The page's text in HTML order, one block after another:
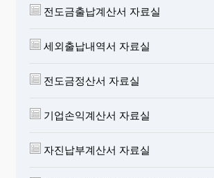
전도금출납계산서 자료실
세외출납내역서 자료실
전도금정산서 자료실
기업손익계산서 자료실
자진납부계산서 자료실